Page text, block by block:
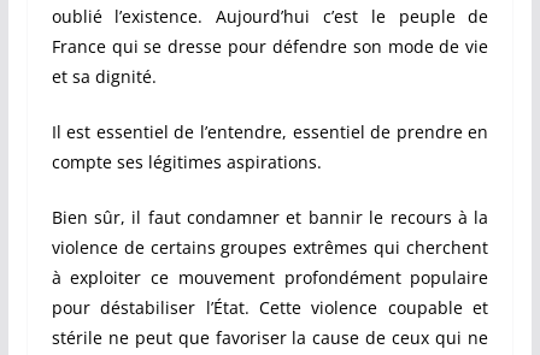
oublié l’existence. Aujourd’hui c’est le peuple de
France qui se dresse pour défendre son mode de vie
et sa dignité.
Il est essentiel de l’entendre, essentiel de prendre en
compte ses légitimes aspirations.
Bien sûr, il faut condamner et bannir le recours à la
violence de certains groupes extrêmes qui cherchent
à exploiter ce mouvement profondément populaire
pour déstabiliser l’État. Cette violence coupable et
stérile ne peut que favoriser la cause de ceux qui ne